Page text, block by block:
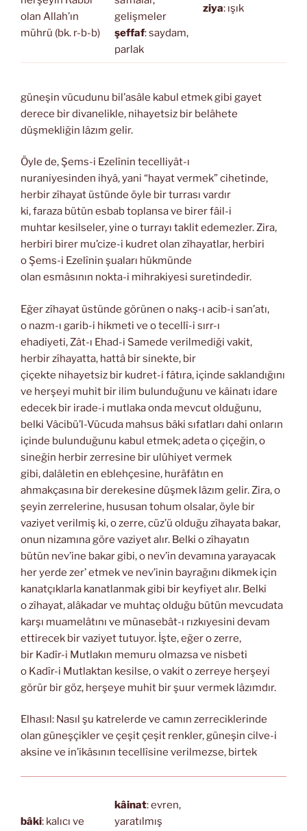
olan Allah’ın
mührü (bk. r-b-b)
gelişmeler
şeffaf: saydam,
parlak
ziya: ışık
güneşin vücudunu bil’asâle kabul etmek gibi gayet
derece bir divanelikle, nihayetsiz bir belâhete
düşmekliğin lâzım gelir.
Öyle de, Şems-i Ezelînin tecelliyât-ı
nuraniyesinden ihyâ, yani “hayat vermek” cihetinde,
herbir zîhayat üstünde öyle bir turrası vardır
ki, faraza bütün esbab toplansa ve birer fâil-i
muhtar kesilseler, yine o turrayı taklit edemezler. Zira,
herbiri birer mu’cize-i kudret olan zîhayatlar, herbiri
o Şems-i Ezelînin şuaları hükmünde
olan esmâsının nokta-i mihrakiyesi suretindedir.
Eğer zîhayat üstünde görünen o nakş-ı acib-i san’atı,
o nazm-ı garib-i hikmeti ve o tecellî-i sırr-ı
ehadiyeti, Zât-ı Ehad-i Samede verilmediği vakit,
herbir zîhayatta, hattâ bir sinekte, bir
çiçekte nihayetsiz bir kudret-i fâtıra, içinde saklandığını
ve herşeyi muhit bir ilim bulunduğunu ve kâinatı idare
edecek bir irade-i mutlaka onda mevcut olduğunu,
belki Vâcibü’l-Vücuda mahsus bâki sıfatları dahi onların
içinde bulunduğunu kabul etmek; adeta o çiçeğin, o
sineğin herbir zerresine bir ulûhiyet vermek
gibi, dalâletin en eblehçesine, hurâfâtın en
ahmakçasına bir derekesine düşmek lâzım gelir. Zira, o
şeyin zerrelerine, hususan tohum olsalar, öyle bir
vaziyet verilmiş ki, o zerre, cüz’ü olduğu zîhayata bakar,
onun nizamına göre vaziyet alır. Belki o zîhayatın
bütün nev’ine bakar gibi, o nev’in devamına yarayacak
her yerde zer’ etmek ve nev’inin bayrağını dikmek için
kanatçıklarla kanatlanmak gibi bir keyfiyet alır. Belki
o zîhayat, alâkadar ve muhtaç olduğu bütün mevcudata
karşı muamelâtını ve münasebât-ı rızkıyesini devam
ettirecek bir vaziyet tutuyor. İşte, eğer o zerre,
bir Kadîr-i Mutlakın memuru olmazsa ve nisbeti
o Kadîr-i Mutlaktan kesilse, o vakit o zerreye herşeyi
görür bir göz, herşeye muhit bir şuur vermek lâzımdır.
Elhasıl: Nasıl şu katrelerde ve camın zerreciklerinde
olan güneşçikler ve çeşit çeşit renkler, güneşin cilve-i
aksine ve in’ikâsının tecellîsine verilmezse, birtek
bâki: kalıcı ve
kâinat: evren,
yaratılmış